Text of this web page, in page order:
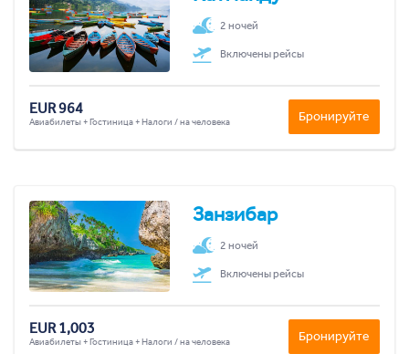
2 ночей
Включены рейсы
EUR 964
Авиабилеты + Гостиница + Налоги / на человека Бронируйте
Занзибар
2 ночей
Включены рейсы
EUR 1,003
Авиабилеты + Гостиница + Налоги / на человека Бронируйте